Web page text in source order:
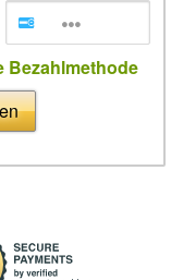
Bezahlmethode